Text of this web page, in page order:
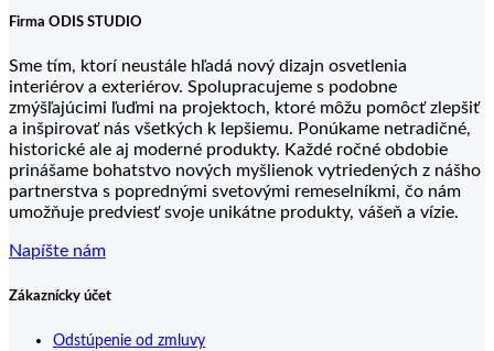
Firma ODIS STUDIO
Sme tím, ktorí neustále hľadá nový dizajn osvetlenia
interiérov a exteriérov. Spolupracujeme s podobne
zmýšľajúcimi ľuďmi na projektoch, ktoré môžu pomôcť zlepšiť
a inšpirovať nás všetkých k lepšiemu. Ponúkame netradičné,
historické ale aj moderné produkty. Každé ročné obdobie
prinášame bohatstvo nových myšlienok vytriedených z nášho
partnerstva s poprednými svetovými remeselníkmi, čo nám
umožňuje predviesť svoje unikátne produkty, vášeň a vízie.
Napíšte nám
Zákaznícky účet
Odstúpenie od zmluvy